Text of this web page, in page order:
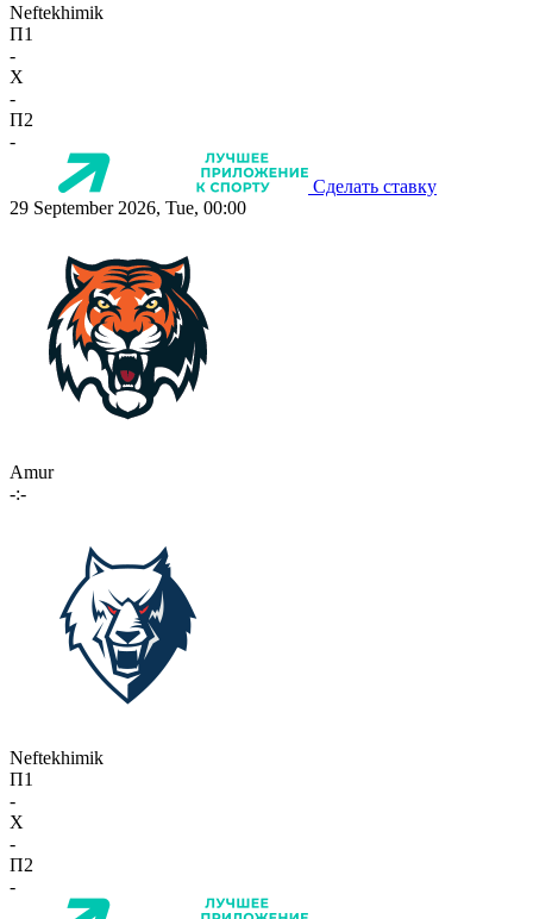
Neftekhimik
П1
-
X
-
П2
-
Сделать ставку
29 September 2026, Tue, 00:00
Amur
-:-
Neftekhimik
П1
-
X
-
П2
-